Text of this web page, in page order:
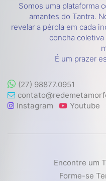
Somos uma plataforma
amantes do Tantra.
revelar a pérola em cada
concha
É um prazer
(27) 98877.0951
Instagram
Youtube
Encontre um
Forme-se